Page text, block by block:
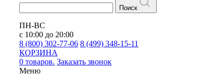
Поиск
ПН-ВС
с 10:00 до 20:00
8 (800) 302-77-06 8 (499) 348-15-11
КОРЗИНА
0 товаров. Заказать звонок
Меню